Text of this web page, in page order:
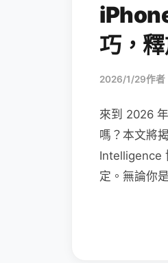
巧，
2026/1/29作者
來到 2026
嗎？本文將
Intelligence
定。無論你